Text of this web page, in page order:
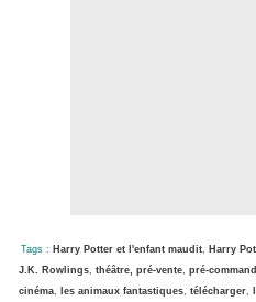
Tags : Harry Potter et l'enfant maudit, Harry
J.K. Rowlings, théâtre, pré-vente, pré-
cinéma, les animaux fantastiques, télécharger,